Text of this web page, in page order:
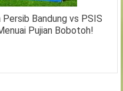
Bandung vs PSIS
Pujian Bobotoh!